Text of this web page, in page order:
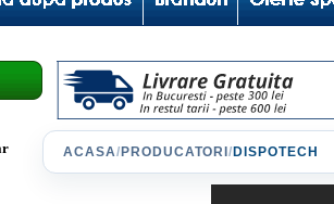
ACASA/ PRODUCATORI/ DISPOTECH